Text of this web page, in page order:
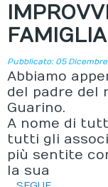
Pubblicato: 05 Dicembre
Abbiamo
del padre del
Guarino.
A nome di
tutti gli
più sentite
la sua